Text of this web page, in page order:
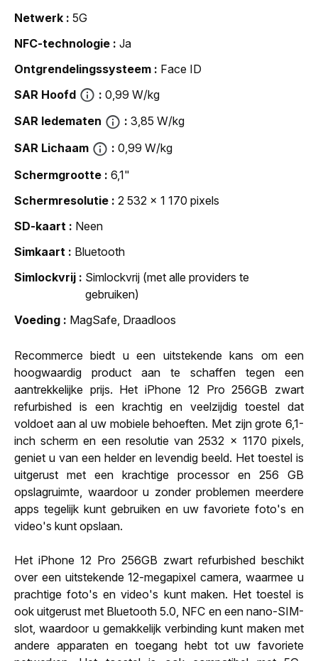
Netwerk
5G
NFC-technologie
Ja
Ontgrendelingssysteem
Face ID
SAR Hoofd
0,99 W/kg
SAR ledematen
3,85 W/kg
SAR Lichaam
0,99 W/kg
Schermgrootte
6,1"
Schermresolutie
2 532 x 1 170 pixels
SD-kaart
Neen
Simkaart
Bluetooth
Simlockvrij
Simlockvrij (met alle providers te
gebruiken)
Voeding
MagSafe, Draadloos
Recommerce biedt u een uitstekende kans om een
hoogwaardig product aan te schaffen tegen een
aantrekkelijke prijs. Het iPhone 12 Pro 256GB zwart
refurbished is een krachtig en veelzijdig toestel dat
voldoet aan al uw mobiele behoeften. Met zijn grote 6,1-
inch scherm en een resolutie van 2532 x 1170 pixels,
geniet u van een helder en levendig beeld. Het toestel is
uitgerust met een krachtige processor en 256 GB
opslagruimte, waardoor u zonder problemen meerdere
apps tegelijk kunt gebruiken en uw favoriete foto's en
video's kunt opslaan.
Het iPhone 12 Pro 256GB zwart refurbished beschikt
over een uitstekende 12-megapixel camera, waarmee u
prachtige foto's en video's kunt maken. Het toestel is
ook uitgerust met Bluetooth 5.0, NFC en een nano-SIM-
slot, waardoor u gemakkelijk verbinding kunt maken met
andere apparaten en toegang hebt tot uw favoriete